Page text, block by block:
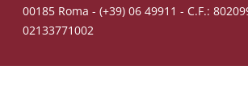
00185 Roma - (+39) 06 49911 - C.F.:
02133771002